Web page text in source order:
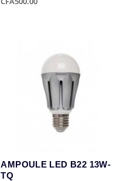
AMPOULE LED B22 13W-
TQ